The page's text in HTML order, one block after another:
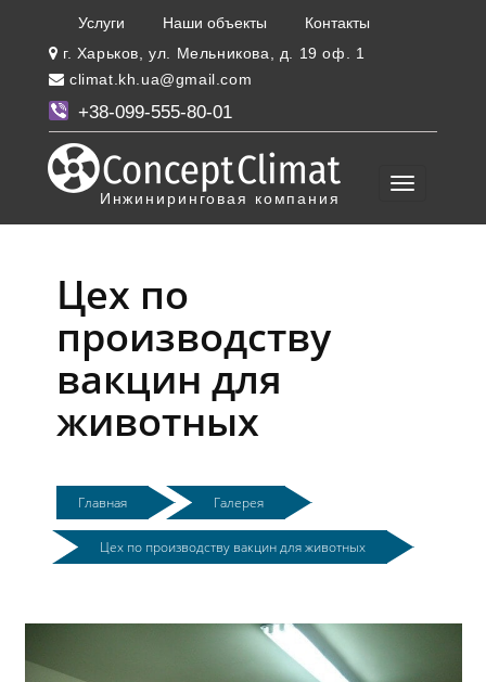
Услуги Наши объекты
Контакты
г. Харьков, ул. Мельникова, д. 19 оф. 1
climat.kh.ua@gmail.com
+38-099-555-80-01
Инжиниринговая компания
Цех по
производству
вакцин для
животных
Главная Галерея
Цех по производству вакцин для животных